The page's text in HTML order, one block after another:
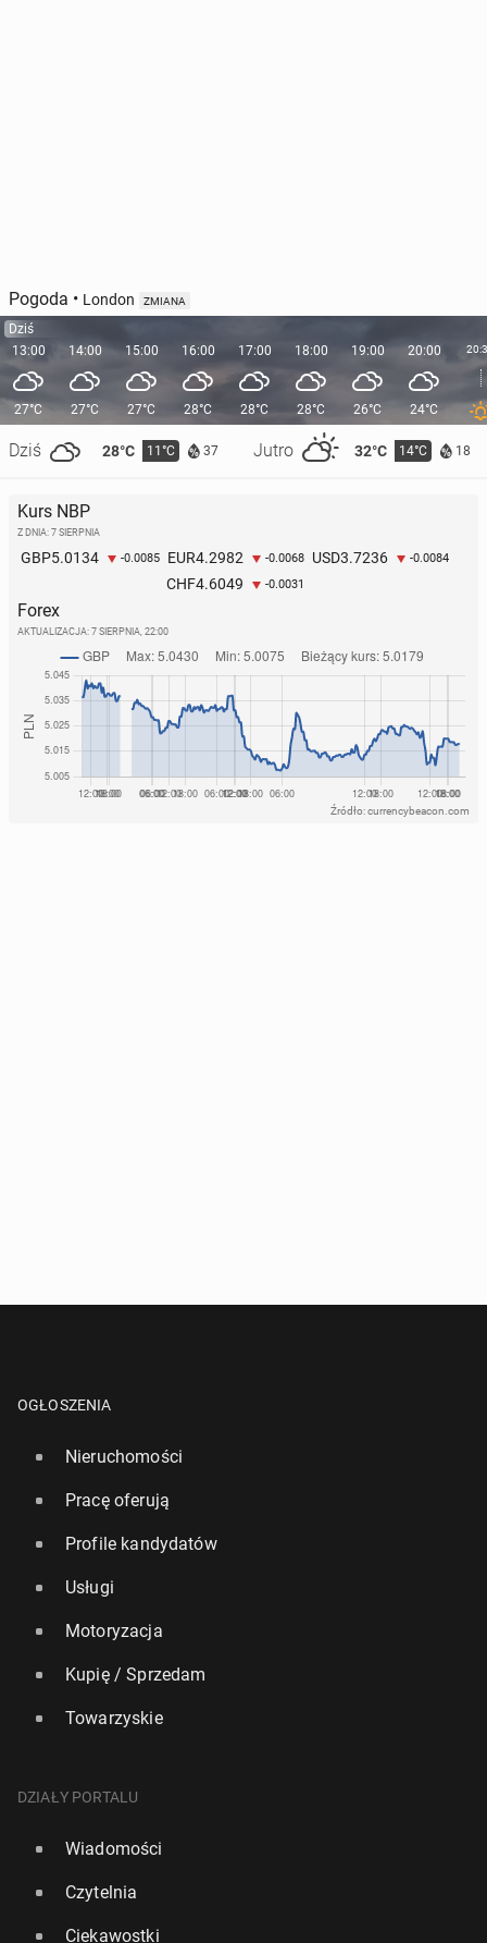
Pogoda • London ZMIANA
Dziś
13:00
27°C
Dziś 28°C 11°C 37 Jutro 32°C 14°C 18
14:00
27°C
15:00
27°C
16:00
28°C
17:00
28°C
18:00
28°C
19:00
26°C
20:00
24°C
Kurs NBP
Z DNIA: 7 SIERPNIA
GBP5.0134 -0.0085 EUR4.2982 -0.0068 USD3.7236 -0.0084
CHF4.6049 -0.0031
Forex
AKTUALIZACJA: 7 SIERPNIA, 22:00
Źródło: currencybeacon.com
OGŁOSZENIA
Nieruchomości
Pracę oferują
Profile kandydatów
Usługi
Motoryzacja
Kupię / Sprzedam
Towarzyskie
DZIAŁY PORTALU
Wiadomości
Czytelnia
Ciekawostki